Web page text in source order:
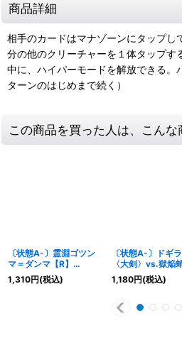
商品詳細
相手のカードはマナゾーンにタップし
分の他のクリーチャーを１体タップす
中に、ハイパーモードを解放できる。
ターンのはじめまで続く）
この商品を買った人は、こん
〔状態A-〕霊淵ゴツン
マ＝ダンマ【R】
{24RP1秘15/秘22}
《闇》
1,310円(税込)
〔状態A-〕ドギ
〈大剣〉vs.獄焔
団長ドギラゴン悪
【SR】{ART264/
1,180円(税込)